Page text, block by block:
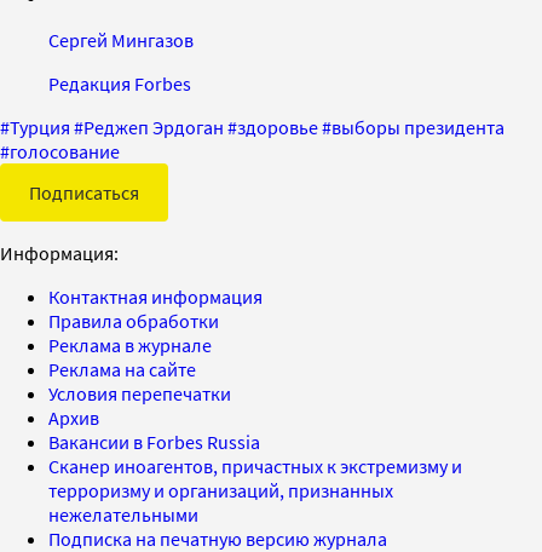
Сергей Мингазов
Редакция Forbes
#Турция #Реджеп Эрдоган #здоровье#выборы президента
#голосование
Подписаться
Информация:
Контактная информация
Правила обработки
Реклама в журнале
Реклама на сайте
Условия перепечатки
Архив
Вакансии в Forbes Russia
Сканер иноагентов, причастных к экстремизму и
терроризму и организаций, признанных
нежелательными
Подписка на печатную версию журнала